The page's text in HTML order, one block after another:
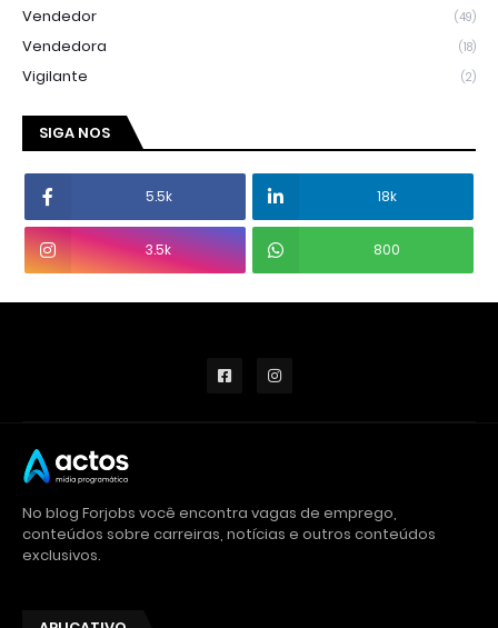
Vendedor (49)
Vendedora (18)
Vigilante (2)
SIGA NOS
5.5k 18k
3.5k 800
No blog Forjobs você encontra vagas de emprego,
conteúdos sobre carreiras, notícias e outros conteúdos
exclusivos.